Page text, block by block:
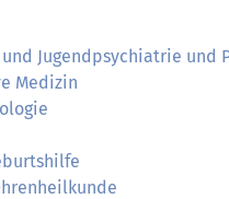
Jugendpsychiatrie und
Medizin